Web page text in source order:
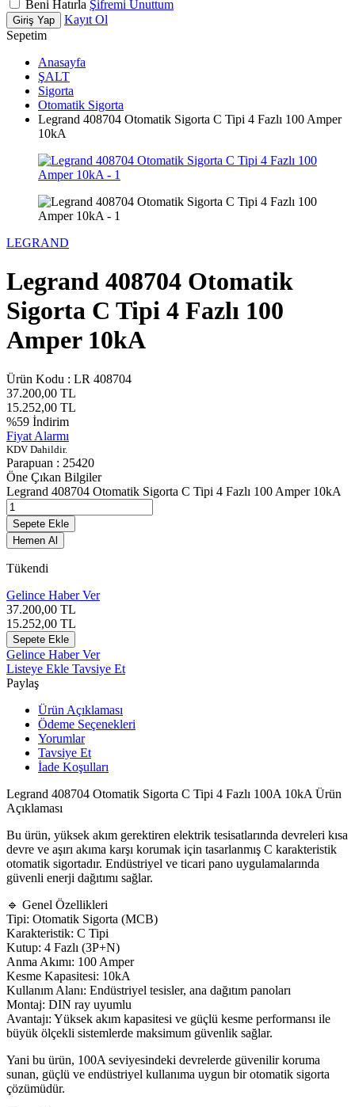
Beni Hatırla Şifremi Unuttum
Giriş Yap
Kayıt Ol
Sepetim
Anasayfa
ŞALT
Sigorta
Otomatik Sigorta
Legrand 408704 Otomatik Sigorta C Tipi 4 Fazlı 100 Amper
10kA
LEGRAND
Legrand 408704 Otomatik
Sigorta C Tipi 4 Fazlı 100
Amper 10kA
Ürün Kodu : LR 408704
37.200,00 TL
15.252,00 TL
%59 İndirim
Fiyat Alarmı
KDV Dahildir.
Parapuan : 25420
Öne Çıkan Bilgiler
Legrand 408704 Otomatik Sigorta C Tipi 4 Fazlı 100 Amper 10kA
Sepete Ekle
Hemen Al
Tükendi
Gelince Haber Ver
37.200,00 TL
15.252,00 TL
Sepete Ekle
Gelince Haber Ver
Listeye Ekle Tavsiye Et
Paylaş
Ürün Açıklaması
Ödeme Seçenekleri
Yorumlar
Tavsiye Et
İade Koşulları
Legrand 408704 Otomatik Sigorta C Tipi 4 Fazlı 100A 10kA Ürün
Açıklaması
Bu ürün, yüksek akım gerektiren elektrik tesisatlarında devreleri kısa
devre ve aşırı akıma karşı korumak için tasarlanmış C karakteristik
otomatik sigortadır. Endüstriyel ve ticari pano uygulamalarında
güvenli enerji dağıtımı sağlar.
🔹 Genel Özellikleri
Tipi: Otomatik Sigorta (MCB)
Karakteristik: C Tipi
Kutup: 4 Fazlı (3P+N)
Anma Akımı: 100 Amper
Kesme Kapasitesi: 10kA
Kullanım Alanı: Endüstriyel tesisler, ana dağıtım panoları
Montaj: DIN ray uyumlu
Avantajı: Yüksek akım kapasitesi ve güçlü kesme performansı ile
büyük ölçekli sistemlerde maksimum güvenlik sağlar.
Yani bu ürün, 100A seviyesindeki devrelerde güvenilir koruma
sunan, güçlü ve endüstriyel kullanıma uygun bir otomatik sigorta
çözümüdür.